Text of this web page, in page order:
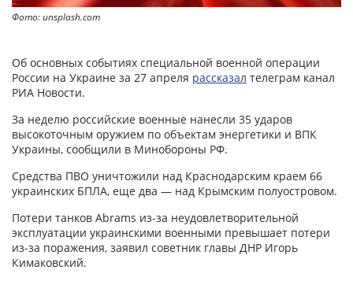
Фото: unsplash.com
Об основных событиях специальной военной операции
России на Украине за 27 апреля рассказал телеграм канал
РИА Новости.
За неделю российские военные нанесли 35 ударов
высокоточным оружием по объектам энергетики и ВПК
Украины, сообщили в Минобороны РФ.
Средства ПВО уничтожили над Краснодарским краем 66
украинских БПЛА, еще два — над Крымским полуостровом.
Потери танков Abrams из-за неудовлетворительной
эксплуатации украинскими военными превышает потери
из-за поражения, заявил советник главы ДНР Игорь
Кимаковский.